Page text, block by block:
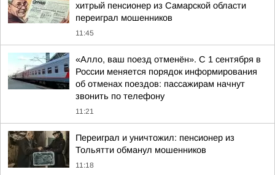
хитрый пенсионер из Самарской области
переиграл мошенников
11:45
«Алло, ваш поезд отменён». С 1 сентября в
России меняется порядок информирования
об отменах поездов: пассажирам начнут
звонить по телефону
11:21
Переиграл и уничтожил: пенсионер из
Тольятти обманул мошенников
11:18